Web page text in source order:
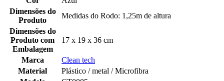
Dimensões do
Produto
Medidas do Rodo: 1,25m de altura
Dimensões do
Produto com
Embalagem
17 x 19 x 36 cm
Marca
Clean tech
Material
Plástico / metal / Microfibra